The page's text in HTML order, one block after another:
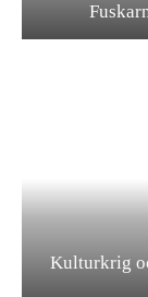
Kulturkrig